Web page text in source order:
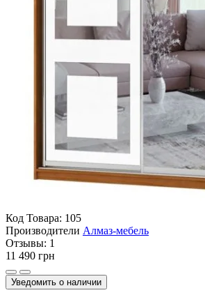
Код Товара: 105
Производители Алмаз-мебель
Отзывы: 1
11 490 грн
Уведомить о наличии